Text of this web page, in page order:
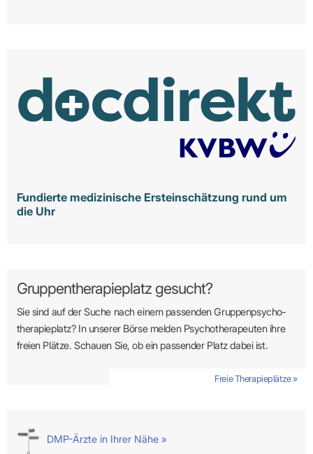
Fundierte medizinische Ersteinschätzung rund um
die Uhr
Gruppentherapieplatz gesucht?
Sie sind auf der Suche nach einem passenden Gruppen­psycho­
therapie­platz? In unserer Börse melden Psycho­­thera­­peuten ihre
freien Plätze. Schauen Sie, ob ein passender Platz dabei ist.
Freie Therapieplätze »
DMP-Ärzte in Ihrer Nähe »